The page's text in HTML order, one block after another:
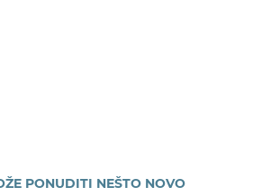
PONUDITI NEŠTO NOVO